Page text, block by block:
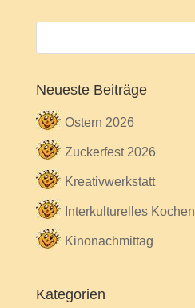
Neueste Beiträge
Ostern 2026
Zuckerfest 2026
Kreativwerkstatt
Interkulturelles Kochen
Kinonachmittag
Kategorien